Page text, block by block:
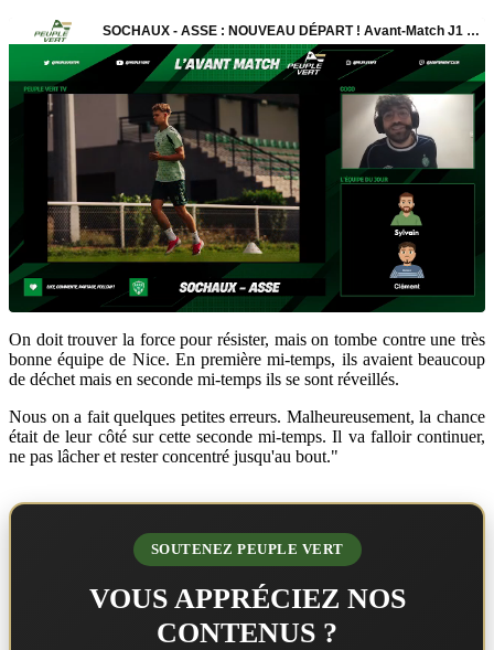
On doit trouver la force pour résister, mais on tombe contre une très
bonne équipe de Nice. En première mi-temps, ils avaient beaucoup
de déchet mais en seconde mi-temps ils se sont réveillés.
Nous on a fait quelques petites erreurs. Malheureusement, la chance
était de leur côté sur cette seconde mi-temps. Il va falloir continuer,
ne pas lâcher et rester concentré jusqu'au bout."
SOUTENEZ PEUPLE VERT
VOUS APPRÉCIEZ NOS
CONTENUS ?